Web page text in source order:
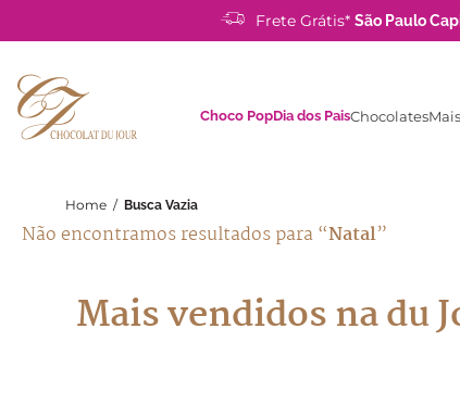
Frete Grátis* São Paulo
Choco PopDia dos PaisChocolates
Home / Busca Vazia
Não encontramos resultados para “Natal”
Mais vendidos na du